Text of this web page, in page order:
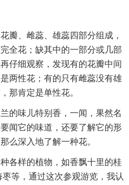
瓣、雌蕊、雄蕊四部分组成，
全花；缺其中的一部分或几部
仔细观察，发现有的花瓣中间
两性花；有的只有雌蕊没有雄
那肯定是单性花。
的味儿特别香，一闻，果然名
闻它的味道，还要了解它的形
么深入地了解一种花。
各样的植物，如香飘十里的桂
等，通过这次参观游览，我认